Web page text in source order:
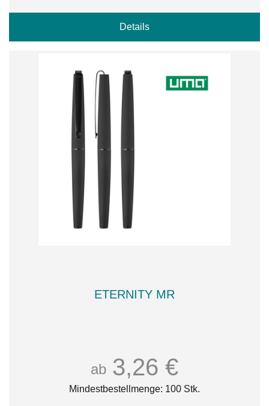
Details
ETERNITY MR
ab 3,26 €
Mindestbestellmenge: 100 Stk.